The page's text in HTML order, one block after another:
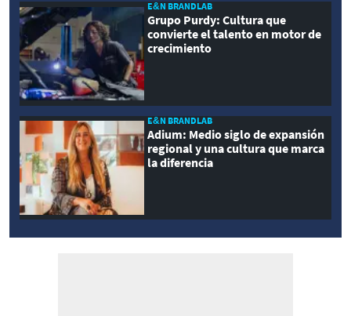
E&N BRANDLAB
Grupo Purdy: Cultura que
convierte el talento en motor de
crecimiento
E&N BRANDLAB
Adium: Medio siglo de expansión
regional y una cultura que marca
la diferencia